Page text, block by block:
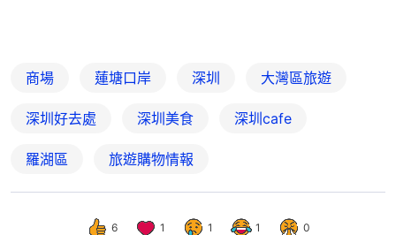
商場 蓮塘口岸 深圳 大灣區旅遊
深圳好去處 深圳美食 深圳cafe
羅湖區 旅遊購物情報
6 1 1 1 0